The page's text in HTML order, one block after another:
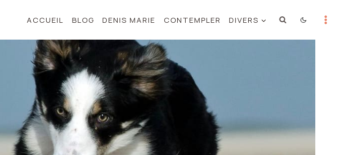
ACCUEIL BLOG DENIS MARIE CONTEMPLER DIVERS